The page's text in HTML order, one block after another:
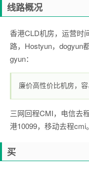
线路概况
香港CLD机房，运营时
路，Hostyun，dogyun
gyun：
廉价高性价比机房，
三网回程CMI，电信去
港10099，移动去程cmi。
买